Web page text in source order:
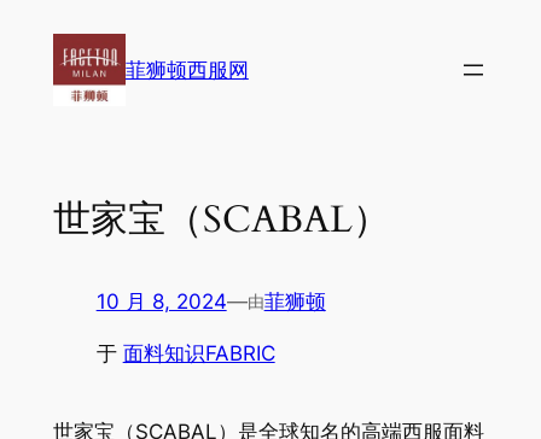
菲狮顿西服网
世家宝（SCABAL）
10 月 8, 2024—由菲狮顿
于 面料知识FABRIC
世家宝（SCABAL）是全球知名的高端西服面料